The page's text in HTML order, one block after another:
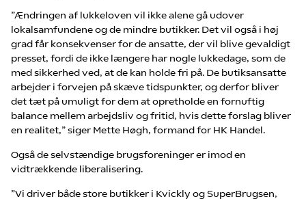
”Ændringen af lukkeloven vil ikke alene gå udover
lokalsamfundene og de mindre butikker. Det vil også i høj
grad får konsekvenser for de ansatte, der vil blive gevaldigt
presset, fordi de ikke længere har nogle lukkedage, som de
med sikkerhed ved, at de kan holde fri på. De butiksansatte
arbejder i forvejen på skæve tidspunkter, og derfor bliver
det tæt på umuligt for dem at opretholde en fornuftig
balance mellem arbejdsliv og fritid, hvis dette forslag bliver
en realitet,” siger Mette Høgh, formand for HK Handel.
Også de selvstændige brugsforeninger er imod en
vidtrækkende liberalisering.
”Vi driver både store butikker i Kvickly og SuperBrugsen,